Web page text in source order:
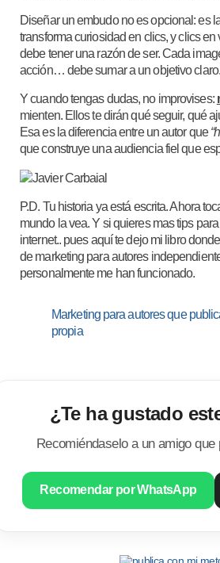
Diseñar un embudo no es opcional: es
transforma curiosidad en clics, y clics
debe tener una razón de ser. Cada
acción… debe sumar a un objetivo claro.
Y cuando tengas dudas, no improvises:
mienten. Ellos te dirán qué seguir, qué
Esa es la diferencia entre un autor que
que construye una audiencia fiel que
P.D. Tu historia ya está escrita. Ahora
mundo la vea. Y si quieres mas tips
internet.. pues aquí te dejo mi libro
de marketing para autores
personalmente me han funcionado.
Marketing para autores que
propia
¿Te ha gustado
Recomiéndaselo a un amigo
Recomendar por WhatsApp